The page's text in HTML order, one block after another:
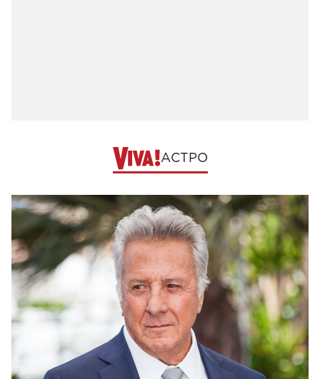
АСТРО